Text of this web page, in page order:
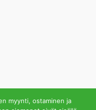
myynti, ostaminen ja